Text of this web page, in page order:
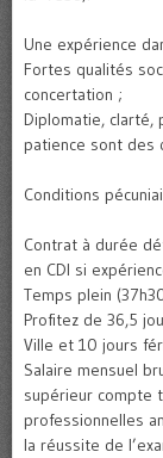
Une expérience
Fortes qualités
concertation ;
Diplomatie, clarté,
patience sont des
Conditions
Contrat à durée
en CDI si
Temps plein
Profitez de 36,5
Ville et 10 jours
Salaire mensuel
supérieur compte
professionnelles
la réussite de